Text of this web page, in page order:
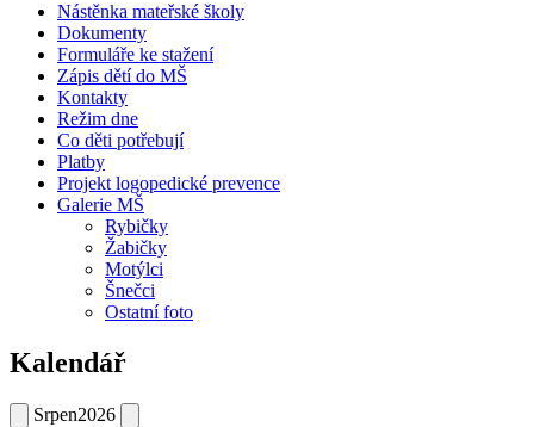
Nástěnka mateřské školy
Dokumenty
Formuláře ke stažení
Zápis dětí do MŠ
Kontakty
Režim dne
Co děti potřebují
Platby
Projekt logopedické prevence
Galerie MŠ
Rybičky
Žabičky
Motýlci
Šnečci
Ostatní foto
Kalendář
Srpen2026